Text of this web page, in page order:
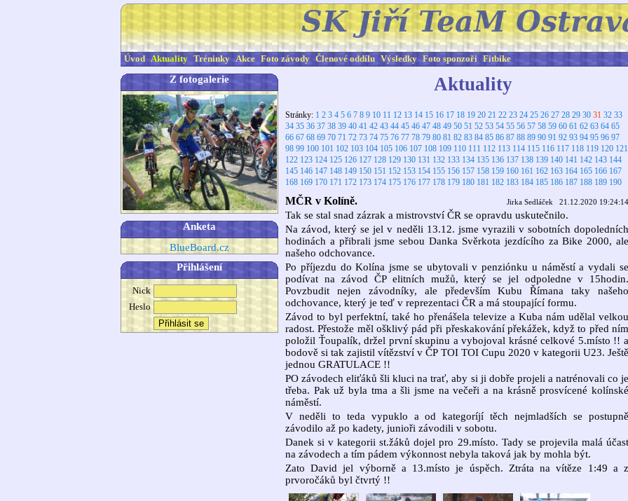
Úvod Aktuality Tréninky Akce Foto závody Členové oddílu Výsledky Foto sponzoři Fitbike
Z fotogalerie
Anketa
BlueBoard.cz
Přihlášení
Nick
Heslo
Aktuality
Stránky: 1 2 3 4 5 6 7 8 9 10 11 12 13 14 15 16 17 18 19 20 21 22 23 24 25 26 27 28 29 30 31 32 33
34 35 36 37 38 39 40 41 42 43 44 45 46 47 48 49 50 51 52 53 54 55 56 57 58 59 60 61 62 63 64 65
66 67 68 69 70 71 72 73 74 75 76 77 78 79 80 81 82 83 84 85 86 87 88 89 90 91 92 93 94 95 96 97
98 99 100 101 102 103 104 105 106 107 108 109 110 111 112 113 114 115 116 117 118 119 120 121
122 123 124 125 126 127 128 129 130 131 132 133 134 135 136 137 138 139 140 141 142 143 144
145 146 147 148 149 150 151 152 153 154 155 156 157 158 159 160 161 162 163 164 165 166 167
168 169 170 171 172 173 174 175 176 177 178 179 180 181 182 183 184 185 186 187 188 189 190
MČR v Kolíně. Jirka Sedláček 21.12.2020 19:24:14
Tak se stal snad zázrak a mistrovství ČR se opravdu uskutečnilo.
Na závod, který se jel v neděli 13.12. jsme vyrazili v sobotních dopoledních
hodinách a přibrali jsme sebou Danka Svěrkota jezdícího za Bike 2000, ale
našeho odchovance.
Po příjezdu do Kolína jsme se ubytovali v penziónku u náměstí a vydali se
podívat na závod ČP elitních mužů, který se jel odpoledne v 15hodin.
Povzbudit nejen závodníky, ale především Kubu Římana taky našeho
odchovance, který je teď v reprezentaci ČR a má stoupající formu.
Závod to byl perfektní, také ho přenášela televize a Kuba nám udělal velkou
radost. Přestože měl ošklivý pád při přeskakování překážek, když to před ním
položil Ťoupalík, držel první skupinu a vybojoval krásné celkové 5.místo !! a
bodově si tak zajistil vítězství v ČP TOI TOI Cupu 2020 v kategorii U23. Ještě
jednou GRATULACE !!
PO závodech eliťáků šli kluci na trať, aby si ji dobře projeli a natrénovali co je
třeba. Pak už byla tma a šli jsme na večeři a na krásně prosvícené kolínské
náměstí.
V neděli to teda vypuklo a od kategoríjí těch nejmladších se postupně
závodilo až po kadety, junioři závodili v sobotu.
Danek si v kategorii st.žáků dojel pro 29.místo. Tady se projevila malá účast
na závodech a tím pádem výkonnost nebyla taková jak by mohla být.
Zato David jel výborně a 13.místo je úspěch. Ztráta na vítěze 1:49 a z
prvoročáků byl čtvrtý !!